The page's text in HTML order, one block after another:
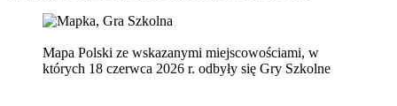
Mapa Polski ze wskazanymi miejscowościami, w
których 18 czerwca 2026 r. odbyły się Gry Szkolne